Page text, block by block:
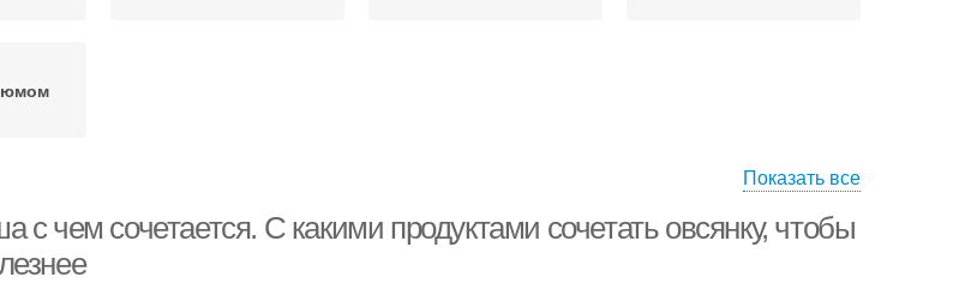
Показать все
с чем сочетается. С какими продуктами сочетать овсянку, чтобы